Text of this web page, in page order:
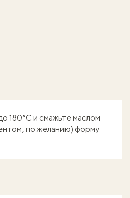
180°С и смажьте маслом
по желанию) форму